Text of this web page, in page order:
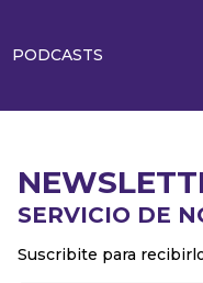
PODCASTS
SERVICIO DE
Suscribite para